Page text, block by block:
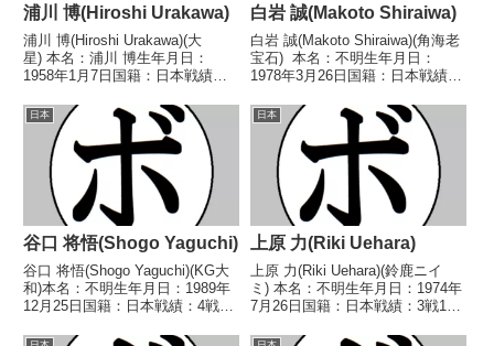
浦川 博(Hiroshi Urakawa)
浦川 博(Hiroshi Urakawa)(大
星) 本名：浦川 博生年月日：
1958年1月7日国籍：日本戦績：6
1980年度西日本フェザー級新人
王 【戦歴】1979/10/13
○3RKO 山本 寿利(...
白岩 誠(Makoto Shiraiwa)
白岩 誠(Makoto Shiraiwa)(角海老
宝石) 本名：不明生年月日：
1978年3月26日国籍：日本戦績：
ル】なし 【戦歴】2002/05/18
●1RTKO 塚田 安史(金
子)2002/0...
日本
谷口 将悟(Shogo Yaguchi)
谷口 将悟(Shogo Yaguchi)(KG大
和)本名：不明生年月日：1989年
12月25日国籍：日本戦績：4戦1
【戦歴】2011/06/05 △4R判定
日本
上原 力(Riki Uehara)
上原 力(Riki Uehara)(鈴鹿ニイ
ミ) 本名：不明生年月日：1974年
7月26日国籍：日本戦績：3戦1勝
歴】1995/06/10 ○4R判定 (採点